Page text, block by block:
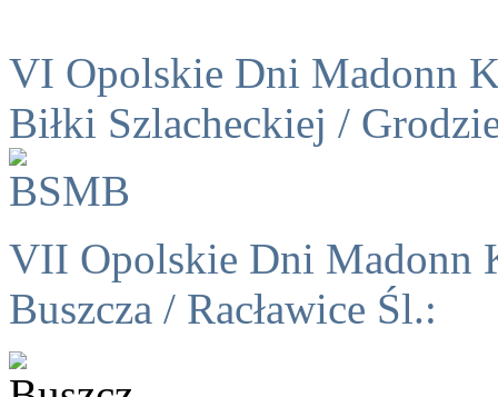
VI Opolskie Dni Madonn
Biłki Szlacheckiej /
VII Opolskie Dni Madonn
Buszcza / Racławice Śl.: